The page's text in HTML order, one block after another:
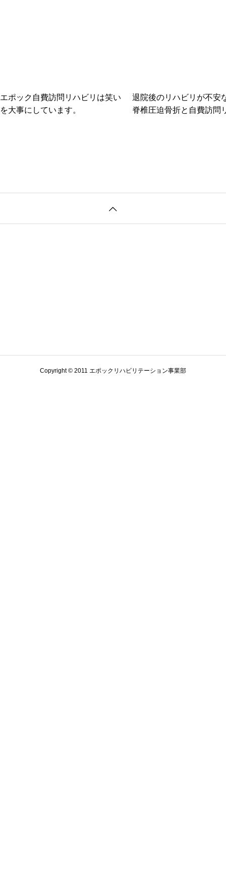
エポック自費訪問リハビリは笑い
を大事にしています。
退院後のリハビリが不安
脊椎圧迫骨折と自費訪問
Copyright © 2011 エポックリハビリテーション事業部